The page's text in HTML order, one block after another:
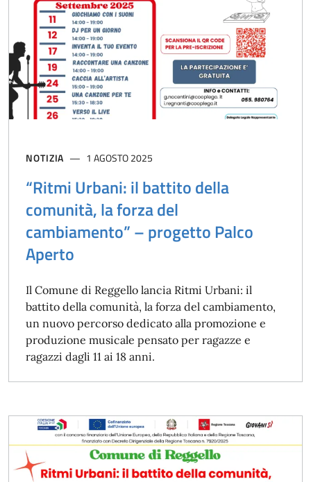
NOTIZIA 1 AGOSTO 2025
“Ritmi Urbani: il battito della
comunità, la forza del
cambiamento” – progetto Palco
Aperto
Il Comune di Reggello lancia Ritmi Urbani: il
battito della comunità, la forza del cambiamento,
un nuovo percorso dedicato alla promozione e
produzione musicale pensato per ragazze e
ragazzi dagli 11 ai 18 anni.